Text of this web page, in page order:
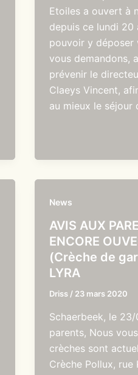
Etoiles a ouvert à
depuis ce lundi
pouvoir y déposer
vous demandons,
prévenir le
Claeys Vincent,
au mieux le séjour
News
AVIS AUX
ENCORE
(Crèche de
LYRA
Driss / 23 mars 2020
Schaerbeek, le
parents, Nous
crèches sont
Crèche Pollux, rue